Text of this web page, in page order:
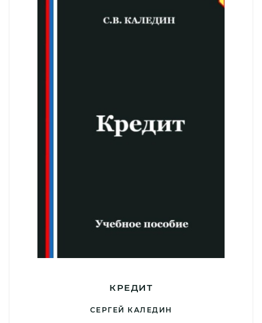
КРЕДИТ
СЕРГЕЙ КАЛЕДИН